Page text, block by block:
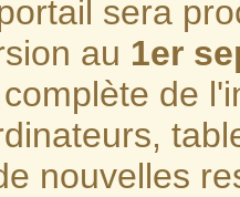
sera
au 1er
de
nouvelles